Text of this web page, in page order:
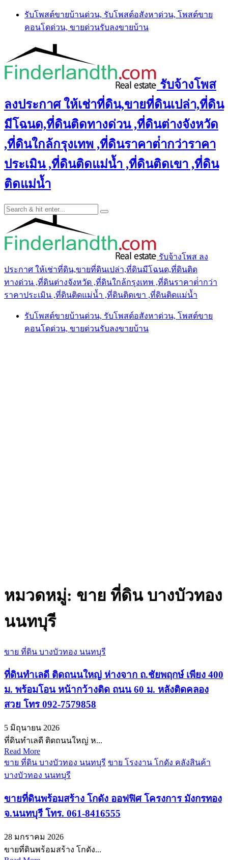
Skip
content
รับโพสต์ขายบ้านด่วน, รับโพสต์อสังหาด่วน, โพสต์ขาย
คอนโดด่วน, ขายด่วนรับลงขายบ้าน
รับจ้างโพส
ลงประกาศ ให้เช่าที่ดิน,ขายที่ดินเปล่า,ที่ดิน
มีโฉนด,ที่ดินติดทางด่วน ,ที่ดินต่างจังหวัด
,ที่ดินใกล้กรุงเทพ ,ที่ดินราคาต่ํากว่าราคา
ประเมิน ,ที่ดินติดแม่น้ำ ,ที่ดินติดเขา ,ที่ดิน
ติดแม่น้ำ
รับจ้างโพส ลง
ประกาศ ให้เช่าที่ดิน,ขายที่ดินเปล่า,ที่ดินมีโฉนด,ที่ดินติด
ทางด่วน ,ที่ดินต่างจังหวัด ,ที่ดินใกล้กรุงเทพ ,ที่ดินราคาต่ํากว่า
ราคาประเมิน ,ที่ดินติดแม่น้ำ ,ที่ดินติดเขา ,ที่ดินติดแม่น้ำ
รับโพสต์ขายบ้านด่วน, รับโพสต์อสังหาด่วน, โพสต์ขาย
คอนโดด่วน, ขายด่วนรับลงขายบ้าน
หมวดหมู่: ขาย ที่ดิน บางบัวทอง
นนทบุรี
ขาย ที่ดิน บางบัวทอง นนทบุรี
ที่ดินทำเลดี ติดถนนใหญ่ ห่างจาก ถ.ชัยพฤกษ์ เพียง 400
ม. พร้อมโอน หน้ากว้างติด ถนน 60 ม. หลังติดคลอง
สวย โทร 092-7579858
5 มิถุนายน 2026
ที่ดินทำเลดี ติดถนนใหญ่ ห...
Read More
ขาย ที่ดิน บางบัวทอง นนทบุรี ขาย โรงงาน โกดัง คลังสินค้า
บางบัวทอง นนทบุรี
ขายที่ดินพร้อมสร้าง โกดัง ออฟฟิศ โครงการ มังกรทอง
จ.นนทบุรี โทร. 061-8416555
28 มกราคม 2026
ขายที่ดินพร้อมสร้าง โกดัง...